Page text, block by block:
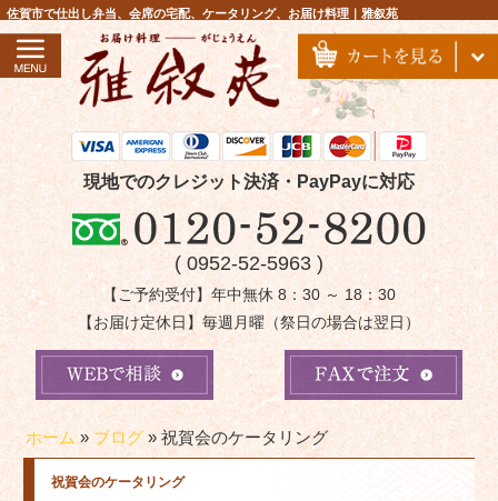
コ
ン
ツ
へ
ス
キ
プ
佐賀市で仕出し弁当、会席の宅配、ケータリング、お届け料理｜雅叙苑
現地でのクレジット決済・PayPayに対応
( 0952-52-5963 )
【ご予約受付】年中無休 8：30 ～ 18：30
【お届け定休日】毎週月曜（祭日の場合は翌日）
ホーム» ブログ» 祝賀会のケータリング
祝賀会のケータリング